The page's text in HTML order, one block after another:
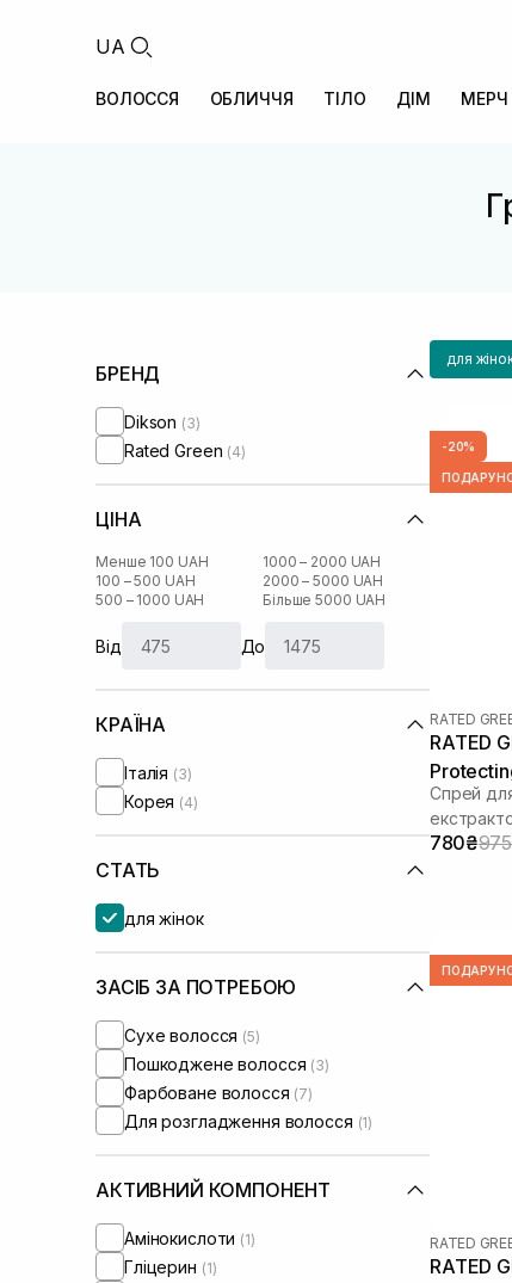
UA
ВОЛОССЯ ОБЛИЧЧЯ ТІЛО ДІМ МЕРЧ
БРЕНД
Dikson (3)
Rated Green (4)
ЦІНА
Менше 100 UAH
100 – 500 UAH
500 – 1000 UAH
1000 – 2000 UAH
2000 – 5000 UAH
Більше 5000 UAH
Від До
КРАЇНА
Італія (3)
Корея (4)
СТАТЬ
для жінок
ЗАСІБ ЗА ПОТРЕБОЮ
Сухе волосся (5)
Пошкоджене волосся (3)
Фарбоване волосся (7)
Для розгладження волосся (1)
АКТИВНИЙ КОМПОНЕНТ
Амінокислоти (1)
Гліцерин (1)
для
-20%
RATED
RATED
Спрей
780₴
RATED
RATED